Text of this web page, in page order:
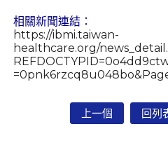
相關新聞連結：
https://ibmi.taiwan-
healthcare.org/
上一個 回列